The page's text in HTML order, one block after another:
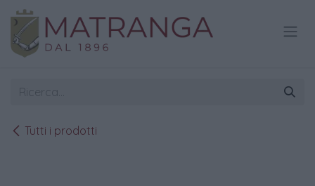
Passa al contenuto
Tutti i prodotti